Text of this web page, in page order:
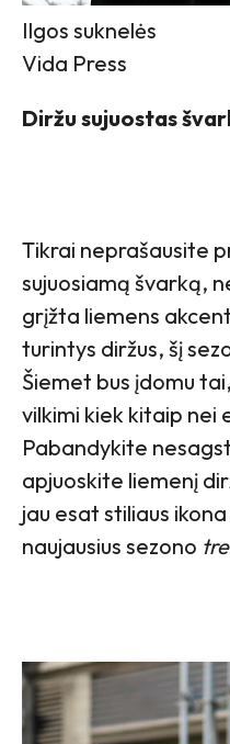
Ilgos suknelės
Vida Press
Diržu sujuostas
Tikrai neprašausite
sujuosiamą švarką,
grįžta liemens
turintys diržus, šį
Šiemet bus įdomu
vilkimi kiek kitaip nei
Pabandykite
apjuoskite liemenį
jau esat stiliaus
naujausius sezono